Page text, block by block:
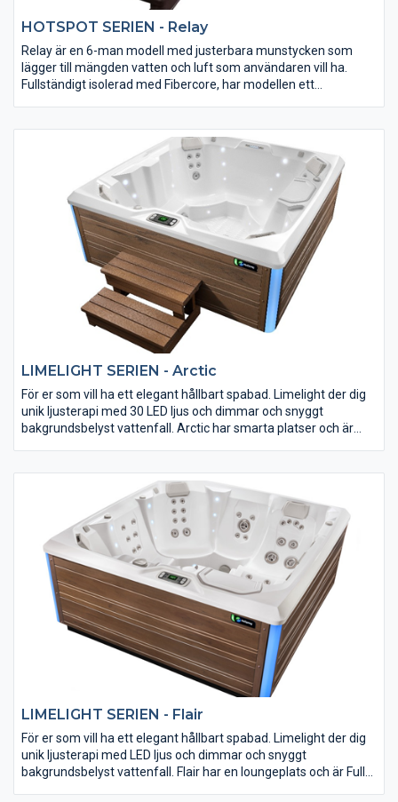
HOTSPOT SERIEN - Relay
Relay är en 6-man modell med justerbara munstycken som
lägger till mängden vatten och luft som användaren vill ha.
Fullständigt isolerad med Fibercore, har modellen ett
LIMELIGHT SERIEN - Arctic
För er som vill ha ett elegant hållbart spabad. Limelight der dig
unik ljusterapi med 30 LED ljus och dimmar och snyggt
bakgrundsbelyst vattenfall. Arctic har smarta platser och är
förberett. Det stilrena Limelight-serien har designats av BMW
LIMELIGHT SERIEN - Flair
För er som vill ha ett elegant hållbart spabad. Limelight der dig
unik ljusterapi med LED ljus och dimmar och snyggt
bakgrundsbelyst vattenfall. Flair har en loungeplats och är Fullt